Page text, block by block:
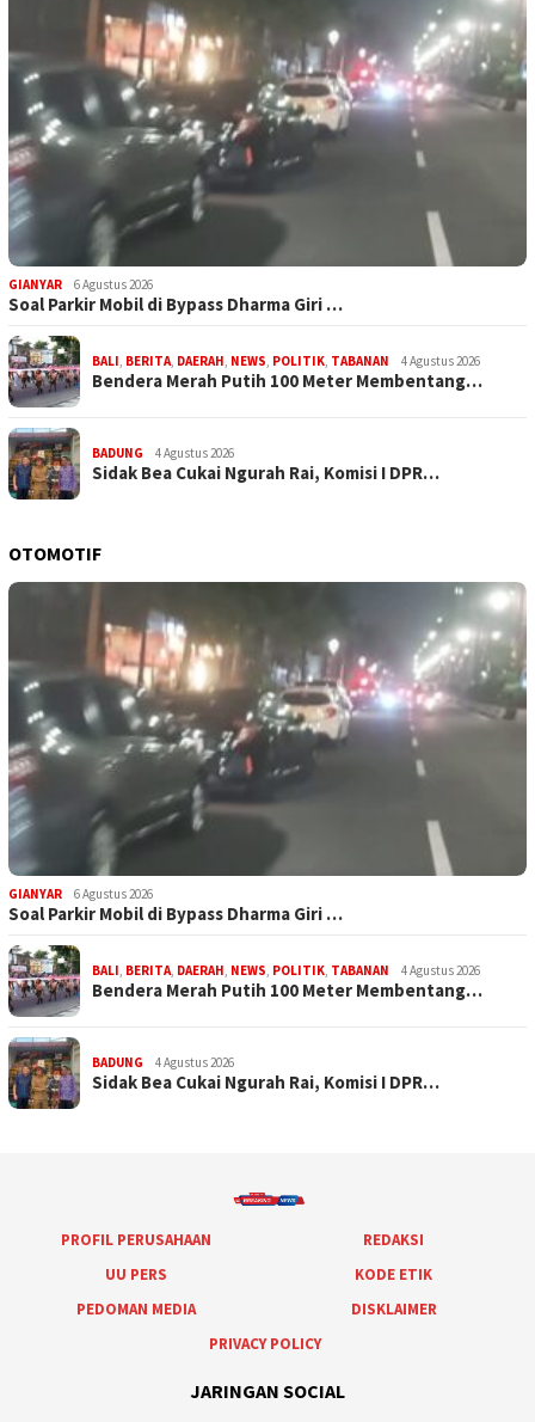
GIANYAR 6 Agustus 2026
Soal Parkir Mobil di Bypass Dharma Giri …
BALI, BERITA, DAERAH, NEWS, POLITIK, TABANAN 4 Agustus 2026
Bendera Merah Putih 100 Meter Membentang…
BADUNG 4 Agustus 2026
Sidak Bea Cukai Ngurah Rai, Komisi I DPR…
OTOMOTIF
GIANYAR 6 Agustus 2026
Soal Parkir Mobil di Bypass Dharma Giri …
BALI, BERITA, DAERAH, NEWS, POLITIK, TABANAN 4 Agustus 2026
Bendera Merah Putih 100 Meter Membentang…
BADUNG 4 Agustus 2026
Sidak Bea Cukai Ngurah Rai, Komisi I DPR…
PROFIL PERUSAHAAN
REDAKSI
UU PERS
KODE ETIK
PEDOMAN MEDIA
DISKLAIMER
PRIVACY POLICY
JARINGAN SOCIAL